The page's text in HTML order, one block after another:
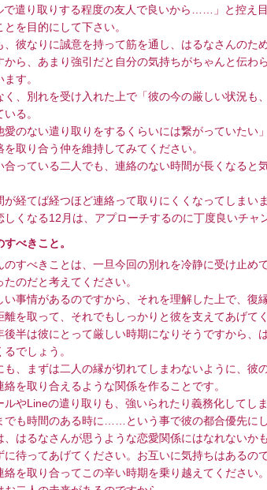
で遣り取りする程度の友人で良いから……」と控え
を目的にして下さい。
彼なりに誠意を持って筋を通し、はるなさんのた
から、あまり強引だと自分の気持ちがちゃんと伝
す。
、別れを受け入れた上で「彼の今の厳しい状況も
る。
のない遣り取りをするくらいには繋がっていたい
取り合う仲を維持してみてください。
っている二人でも、連絡のない時間が長くなると
経てば経つほど連絡って取りにくくなってしまい
しくなる12月は、アプローチするのに丁度良いチャ
べきこと。
すべきことは、一旦今回の別れを冷静に受け止め
たのだと考えてください。
事情があるのですから、それを理解した上で、復
離を取って、それでもしっかりと彼を支えてあげてく
半は彼にとって厳しい時期になりそうですから、
でしょう。
、まずは二人の縁が切れてしまわないように、彼
絡を取り合えるような関係を作ることです。
やLineの遣り取りも、強いられたり義務化してし
でも時間のある時に……という事で彼の都合優先にし
はるなさんが思うような恋愛関係にはなれないかも
待ってあげてください。お互いに気持ちはあるの
絡を取り合ってこの辛い時期を乗り越えてください。